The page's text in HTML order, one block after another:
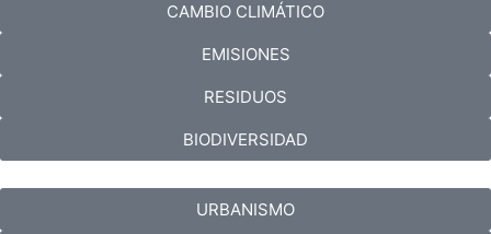
CAMBIO CLIMÁTICO
EMISIONES
RESIDUOS
BIODIVERSIDAD
URBANISMO